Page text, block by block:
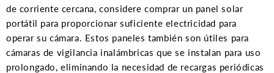
de corriente cercana, considere comprar un panel solar
portátil para proporcionar suficiente electricidad para
operar su cámara. Estos paneles también son útiles para
cámaras de vigilancia inalámbricas que se instalan para uso
prolongado, eliminando la necesidad de recargas periódicas